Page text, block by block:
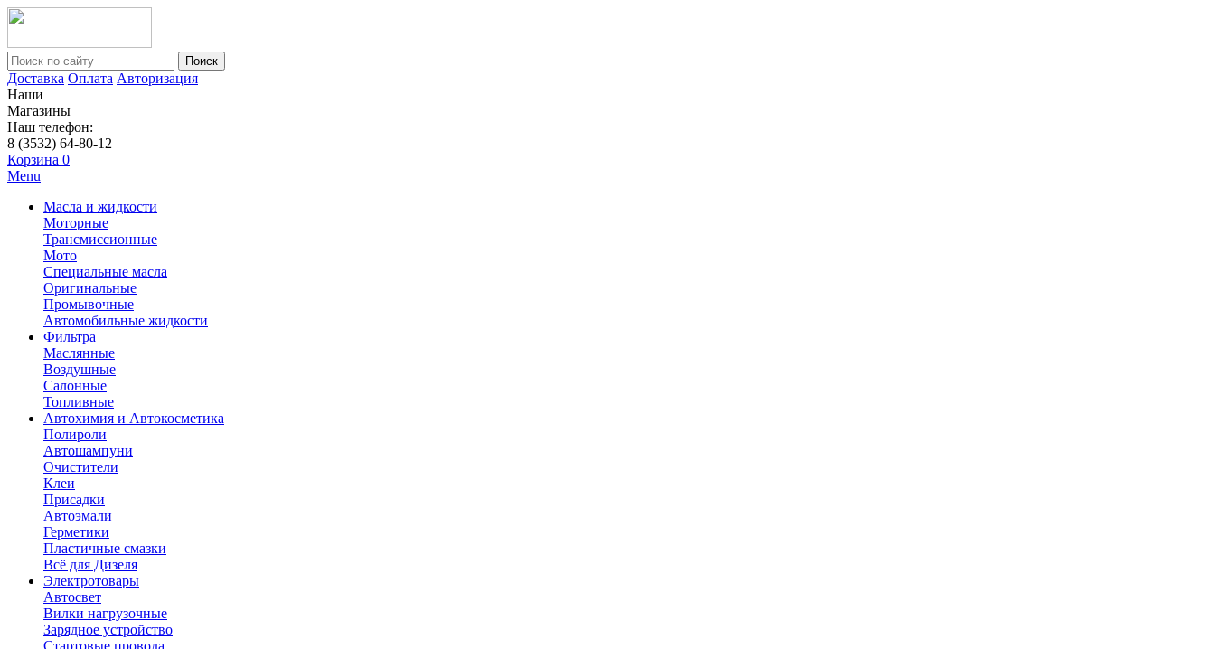
Поиск
Доставка Оплата Авторизация
Наши
Магазины
Наш телефон:
8 (3532) 64-80-12
Корзина 0
Menu
Масла и жидкости
Моторные
Трансмиссионные
Мото
Специальные масла
Оригинальные
Промывочные
Автомобильные жидкости
Фильтра
Маслянные
Воздушные
Салонные
Топливные
Автохимия и Автокосметика
Полироли
Автошампуни
Очистители
Клеи
Присадки
Автоэмали
Герметики
Пластичные смазки
Всё для Дизеля
Электротовары
Автосвет
Вилки нагрузочные
Зарядное устройство
Стартовые провода